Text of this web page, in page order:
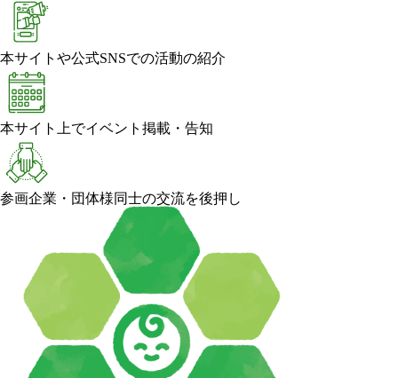
本サイトや公式SNSでの活動の紹介
本サイト上でイベント掲載・告知
参画企業・団体様同士の交流を後押し